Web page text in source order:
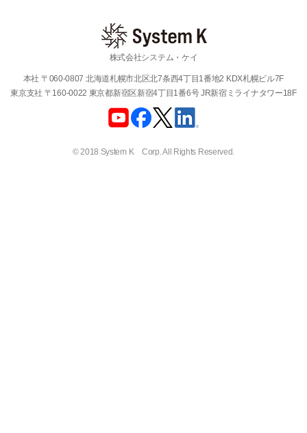
株式会社システム・ケイ
本社 〒060-0807 北海道札幌市北区北7条西4丁目1番地2 KDX札幌ビル7F
東京支社 〒160-0022 東京都新宿区新宿4丁目1番6号 JR新宿ミライナタワー18F
© 2018 System K Corp. All Rights Reserved.